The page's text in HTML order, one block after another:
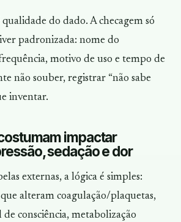
do dado. A checagem só
padronizada: nome do
motivo de uso e tempo de
não souber, registrar “não sabe
inventar.
impactar
sedação e dor
externas, a lógica é simples:
alteram coagulação/plaquetas,
consciência, metabolização